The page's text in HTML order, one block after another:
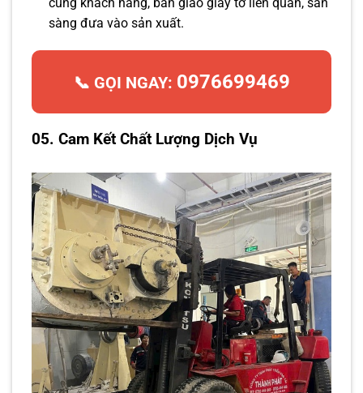
sàng đưa vào sản xuất.
📞 GỌI NGAY: 0976699469
05. Cam Kết Chất Lượng Dịch Vụ